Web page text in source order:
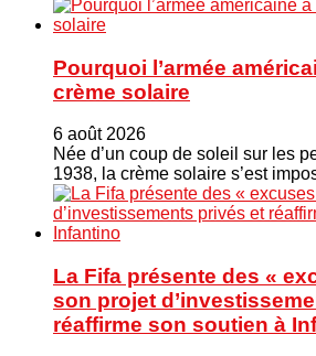
Pourquoi l’armée
crème solaire
6 août 2026
Née d’un coup de soleil sur les
1938, la crème solaire s’est
La Fifa présente des «
son projet
réaffirme son soutien à